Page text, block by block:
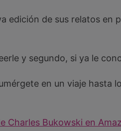
edición de sus relatos en
y segundo, si ya le
en un viaje hasta
Charles Bukowski en